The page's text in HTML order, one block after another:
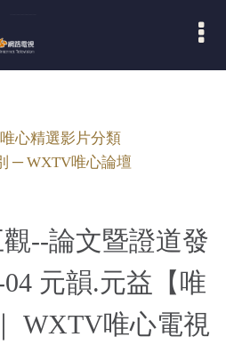
唯心精選影片分類
─ WXTV唯心論壇
--論文暨證道發
元韻.元益【唯
WXTV唯心電視